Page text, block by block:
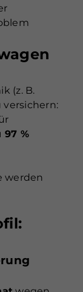
(z. B.
versichern:
97 %
werden